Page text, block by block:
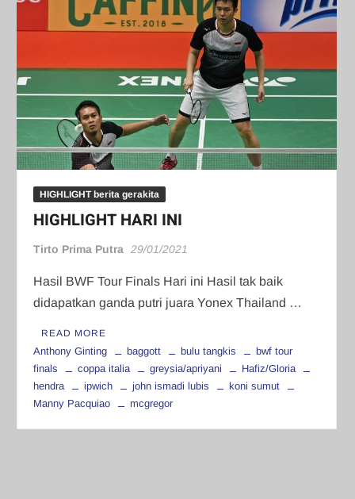
HIGHLIGHT berita gerakita
HIGHLIGHT HARI INI
Tirto Prima Putra 29/01/2021
Hasil BWF Tour Finals Hari ini Hasil tak baik
didapatkan ganda putri juara Yonex Thailand …
READ MORE
Anthony Ginting baggott bulu tangkis
bwf tour
finals
coppa italia greysia/apriyani
Hafiz/Gloria
hendra
ipwich john ismadi lubis
koni sumut
Manny Pacquiao
mcgregor